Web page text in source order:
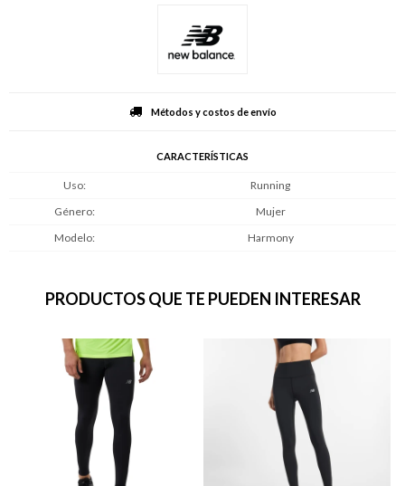
Métodos y costos de envío
CARACTERÍSTICAS
Uso
Running
Género
Mujer
Modelo
Harmony
PRODUCTOS QUE TE PUEDEN INTERESAR